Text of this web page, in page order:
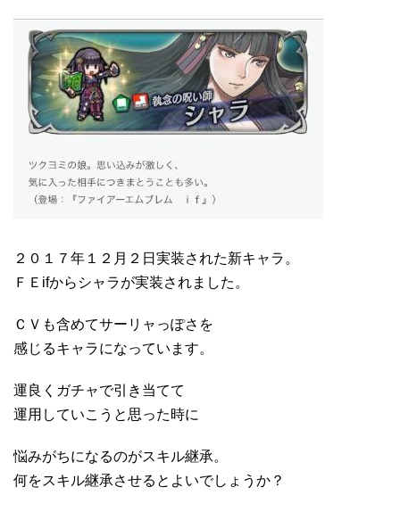
２０１７年１２月２日実装された新キャラ。
ＦＥifからシャラが実装されました。
ＣＶも含めてサーリャっぽさを
感じるキャラになっています。
運良くガチャで引き当てて
運用していこうと思った時に
悩みがちになるのがスキル継承。
何をスキル継承させるとよいでしょうか？